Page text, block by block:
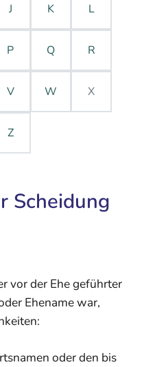
J K L
P Q R
V W X
Z
Scheidung
vor der Ehe geführter
Ehename war,
oder den bis